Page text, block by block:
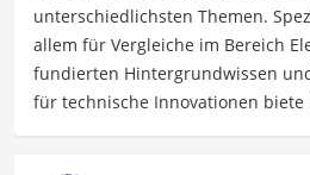
unterschiedlichsten Themen.
allem für Vergleiche im Bereich
fundierten Hintergrundwissen
für technische Innovationen biete